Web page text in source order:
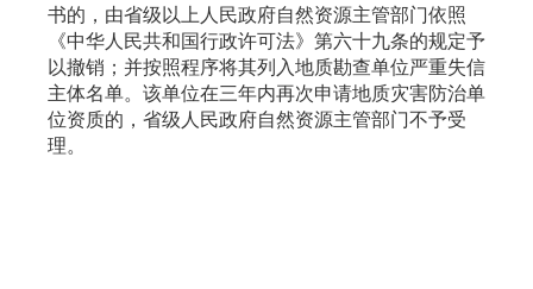
书的，由省级以上人民政府自然资源主管部门依照
《中华人民共和国行政许可法》第六十九条的规定予
以撤销；并按照程序将其列入地质勘查单位严重失信
主体名单。该单位在三年内再次申请地质灾害防治单
位资质的，省级人民政府自然资源主管部门不予受
理。